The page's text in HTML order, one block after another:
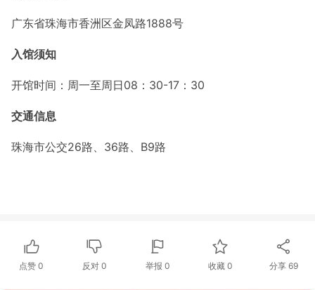
广东省珠海市香洲区金凤路1888号
入馆须知
开馆时间：周一至周日08：30-17：30
交通信息
珠海市公交26路、36路、B9路
点赞0 反对 0 举报 0 收藏 0 分享 69